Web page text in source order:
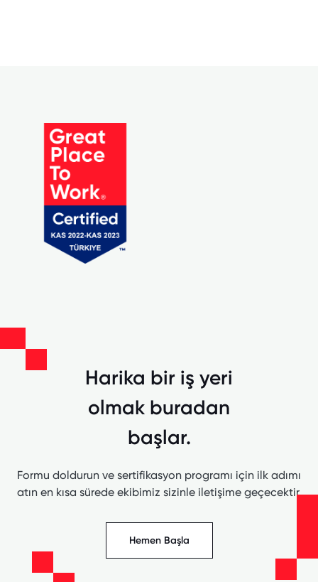
Harika bir iş yeri
olmak buradan
başlar.
Formu doldurun ve sertifikasyon programı için ilk adımı
atın en kısa sürede ekibimiz sizinle iletişime geçecektir.
Hemen Başla